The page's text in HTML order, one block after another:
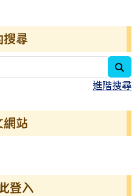
搜尋
進階搜尋
網站
登入